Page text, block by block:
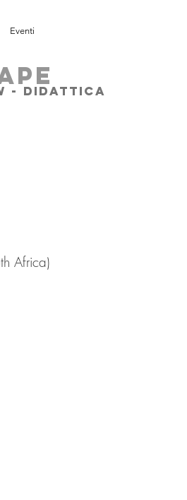
Eventi
- DIDATTICA
Africa)